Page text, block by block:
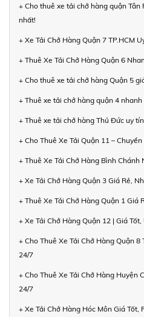
+ Cho thuê xe tải chở hàng quận
nhất!
+ Xe Tải Chở Hàng Quận 7 TP.HCM
+ Thuê Xe Tải Chở Hàng Quận 6
+ Cho thuê xe tải chở hàng Quận 5
+ Thuê xe tải chở hàng quận 4
+ Thuê xe tải chở hàng Thủ Đức uy
+ Cho Thuê Xe Tải Quận 11 –
+ Thuê Xe Tải Chở Hàng Bình Chánh
+ Xe Tải Chở Hàng Quận 3 Giá Rẻ,
+ Thuê Xe Tải Chở Hàng Quận 1 Giá
+ Xe Tải Chở Hàng Quận 12 | Giá Tốt,
+ Cho Thuê Xe Tải Chở Hàng Quận 8
24/7
+ Cho Thuê Xe Tải Chở Hàng Huyện
24/7
+ Xe Tải Chở Hàng Hóc Môn Giá Tốt,